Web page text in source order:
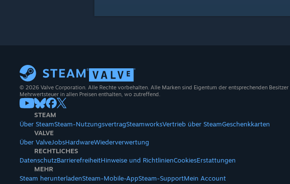
© 2026 Valve Corporation. Alle Rechte vorbehalten. Alle Marken sind Eigentum der entsprechenden Besitzer
Mehrwertsteuer in allen Preisen enthalten, wo zutreffend.
STEAM
Über SteamSteam-NutzungsvertragSteamworksVertrieb über SteamGeschenkkarten
VALVE
Über ValveJobsHardwareWiederverwertung
RECHTLICHES
DatenschutzBarrierefreiheitHinweise und RichtlinienCookiesErstattungen
MEHR
Steam herunterladenSteam-Mobile-AppSteam-SupportMein Account